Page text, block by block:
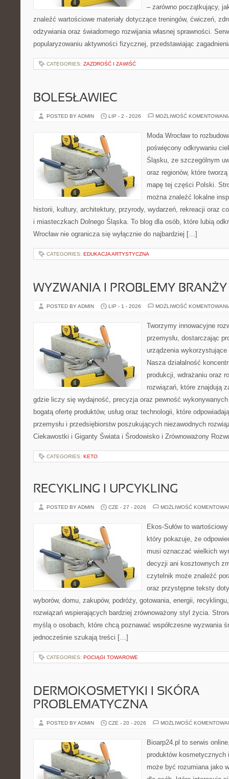
– zarówno początkujący,
znaleźć wartościowe materiały dotyczące treningów, ćwiczeń,
odżywiania oraz świadomego rozwijania własnej sprawności.
popularyzowaniu aktywności fizycznej, przedstawiając
CATEGORIES: ZAZDROŚĆ I ZAWIŚĆ
BOLESŁAWIEC
POSTED BY ADMIN LIP - 2 - 2026 MOŻLIWOŚĆ
Moda Wrocław to
poświęcony odkrywaniu
Śląsku, ze szczególnym
oraz regionów, które
mapę tej części Polski.
można znaleźć lokalne
historii, kultury, architektury, przyrody, wydarzeń, rekreacji oraz
i miasteczkach Dolnego Śląska. To blog dla osób, które lubią
Wrocław nie ogranicza się wyłącznie do najbardziej […]
CATEGORIES: EDUKACJA ARTYSTYCZNA
WYZWANIA I PROBLEMY BRANŻY
POSTED BY ADMIN LIP - 1 - 2026 MOŻLIWOŚĆ
Tworzymy innowacyjne
przemysłu, dostarczając
urządzenia
Nasza działalność
produkcji, wdrażaniu oraz
rozwiązań, które znajdują
gdzie liczy się wydajność, precyzja oraz pewność
bogatą ofertę produktów, usług oraz technologii, które
przemysłu i przedsiębiorstw poszukujących niezawodnych
Ciekawostki i Giganty Świata i Środowisko i Zrównoważony
CATEGORIES: KETO
RECYKLING I UPCYKLING
POSTED BY ADMIN CZE - 27 - 2026 MOŻLIWOŚĆ
Ekos-Sułów to
który pokazuje, że
musi oznaczać wielkich
decyzji ani kosztownych
czytelnik może znaleźć
oraz przystępne teksty
wyborów, domu, zakupów, podróży, gotowania, energii,
rozwiązań wspierających bardziej zrównoważony styl życia.
myślą o osobach, które chcą poznawać współczesne wyzwania
jednocześnie szukają treści […]
CATEGORIES: POCIĄGI TOWAROWE
DERMOKOSMETYKI I SKÓRA
PROBLEMATYCZNA
POSTED BY ADMIN CZE - 20 - 2026 MOŻLIWOŚĆ
Bioarp24.pl to serwis
produktów kosmetycznych
może być rozumiana jako